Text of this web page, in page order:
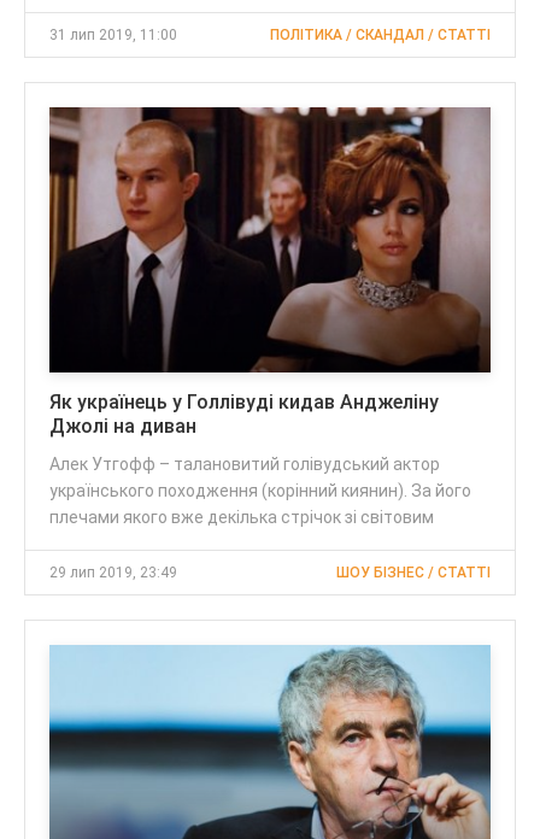
31 лип 2019, 11:00 ПОЛІТИКА / СКАНДАЛ / CТАТТІ
Як українець у Голлівуді кидав Анджеліну
Джолі на диван
Алек Утгофф – талановитий голівудський актор
українського походження (корінний киянин). За його
плечами якого вже декілька стрічок зі світовим
29 лип 2019, 23:49 ШОУ БІЗНЕС / CТАТТІ